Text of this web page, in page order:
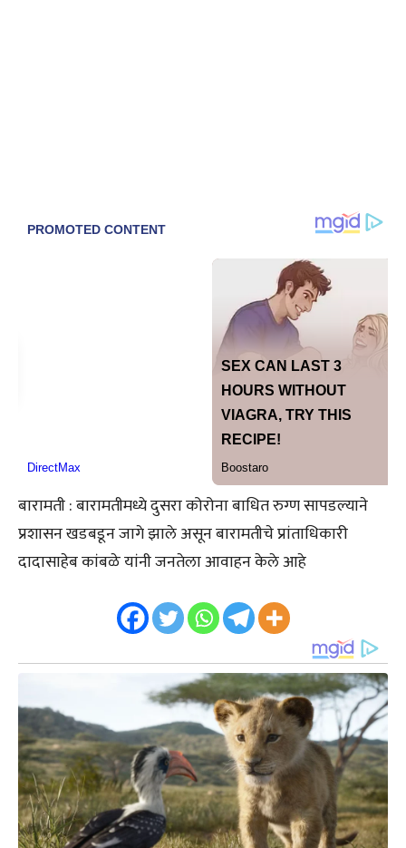
बारामती : बारामतीमध्ये दुसरा कोरोना बाधित रुग्ण सापडल्याने
प्रशासन खडबडून जागे झाले असून बारामतीचे प्रांताधिकारी
दादासाहेब कांबळे यांनी जनतेला आवाहन केले आहे